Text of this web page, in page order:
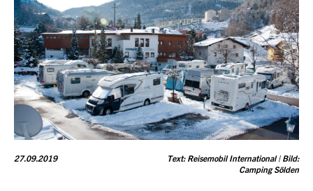
27.09.2019
Text: Reisemobil International | Bild:
Camping Sölden